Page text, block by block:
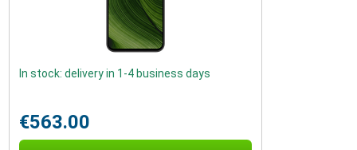
In stock: delivery in 1-4 business days
€563.00